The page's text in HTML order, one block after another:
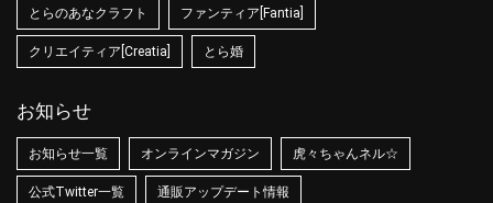
とらのあなクラフト ファンティア[Fantia]
クリエイティア[Creatia] とら婚
お知らせ
お知らせ一覧 オンラインマガジン 虎々ちゃんネル☆
公式Twitter一覧 通販アップデート情報